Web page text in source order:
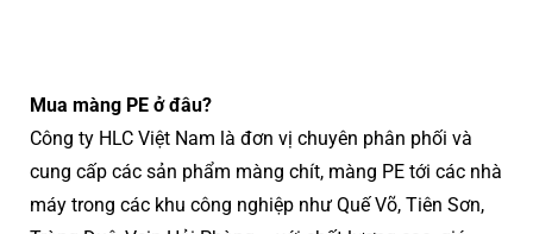
Mua màng PE ở đâu?
Công ty HLC Việt Nam là đơn vị chuyên phân phối và
cung cấp các sản phẩm màng chít, màng PE tới các nhà
máy trong các khu công nghiệp như Quế Võ, Tiên Sơn,